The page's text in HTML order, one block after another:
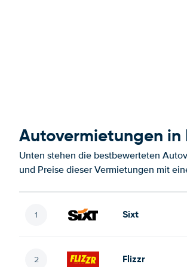
Autovermietungen
Unten stehen die bestbewerteten
und Preise dieser Vermietungen mit
Sixt
Flizzr